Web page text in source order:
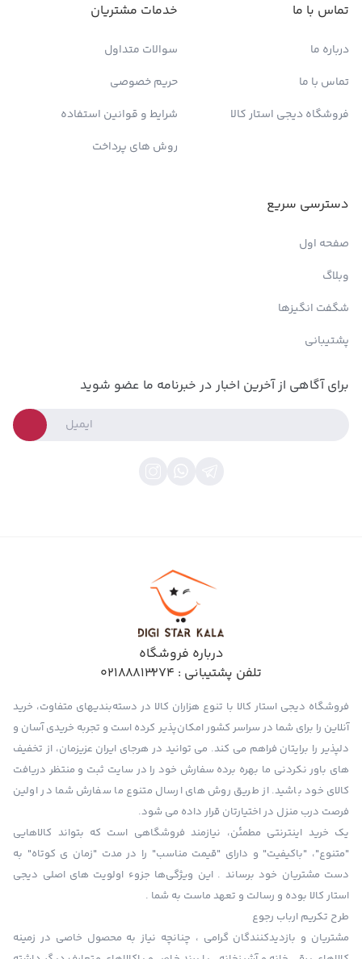
تماس با ما
درباره ما
تماس با ما
فروشگاه دیجی استار کالا
خدمات مشتریان
سوالات متداول
حریم خصوصی
شرایط و قوانین استفاده
روش های پرداخت
دسترسی سریع
صفحه اول
وبلاگ
شگفت انگیزها
پشتیبانی
برای آگاهی از آخرین اخبار در خبرنامه ما عضو شوید
درباره فروشگاه
تلفن پشتیبانی : 02188813274
فروشگاه دیجی استار کالا با تنوع هزاران کالا در دسته‌بندیهای متفاوت، خرید
آنلاین را برای شما در سراسر کشور امکان‌پذیر کرده است و تجربه خریدی آسان و
دلپذیر را برایتان فراهم می کند. می توانید در هرجای ایران عزیزمان، از تخفیف
های باور نکردنی ما بهره برده سفارش خود را در سایت ثبت و منتظر دریافت
کالای خود باشید. از طریق روش های ارسال متنوع ما سفارش شما در اولین
فرصت درب منزل در اختیارتان قرار داده می شود.
یک خرید اینترنتی مطمئن، نیازمند فروشگاهی است که بتواند کالاهایی
"متنوع"، "باکیفیت" و دارای "قیمت مناسب" را در مدت "زمان ی کوتاه" به
دست مشتریان خود برساند . این ویژگی‌ها جزوء اولویت های اصلی دیجی
استار کالا بوده و رسالت و تعهد ماست به شما .
طرح تکریم ارباب رجوع
مشتریان و بازدیدکنندگان گرامی ، چنانچه نیاز به محصول خاصی در زمینه